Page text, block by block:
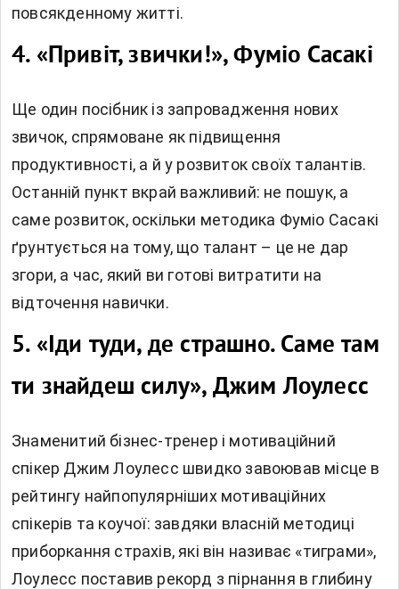
повсякденному житті.
4. «Привіт, звички!», Фуміо Сасакі
Ще один посібник із запровадження нових
звичок, спрямоване як підвищення
продуктивності, а й у розвиток своїх талантів.
Останній пункт вкрай важливий: не пошук, а
саме розвиток, оскільки методика Фуміо Сасакі
ґрунтується на тому, що талант – це не дар
згори, а час, який ви готові витратити на
відточення навички.
5. «Іди туди, де страшно. Саме там
ти знайдеш силу», Джим Лоулесс
Знаменитий бізнес-тренер і мотиваційний
спікер Джим Лоулесс швидко завоював місце в
рейтингу найпопулярніших мотиваційних
спікерів та коучої: завдяки власній методиці
приборкання страхів, які він називає «тиграми»,
Лоулесс поставив рекорд з пірнання в глибину